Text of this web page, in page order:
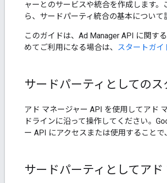
ャーとのサービスや統合を作成します
ら、サードパーティ統合の基本について
このガイドは、Ad Manager API に関す
めてご利用になる場合は、 スタートガイ
サードパーティとしてのス
アド マネージャー API を使用してアド
ドラインに沿って操作してください。
ー API にアクセスまたは使用すること
サードパーティとしてア